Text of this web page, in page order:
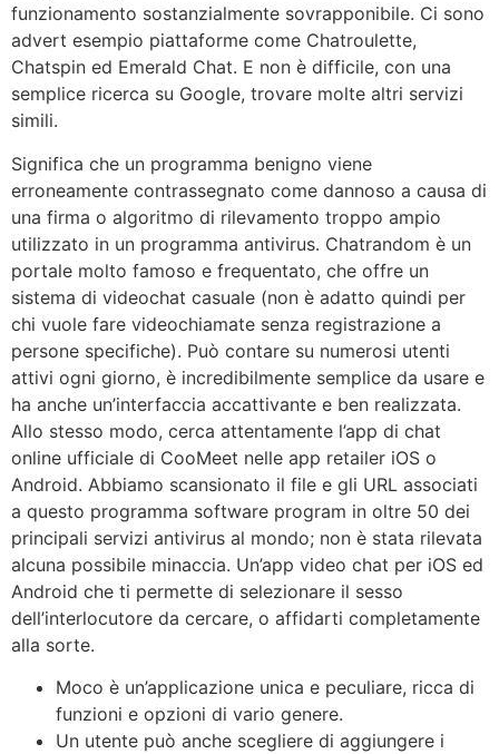
funzionamento sostanzialmente sovrapponibile. Ci sono
advert esempio piattaforme come Chatroulette,
Chatspin ed Emerald Chat. E non è difficile, con una
semplice ricerca su Google, trovare molte altri servizi
simili.
Significa che un programma benigno viene
erroneamente contrassegnato come dannoso a causa di
una firma o algoritmo di rilevamento troppo ampio
utilizzato in un programma antivirus. Chatrandom è un
portale molto famoso e frequentato, che offre un
sistema di videochat casuale (non è adatto quindi per
chi vuole fare videochiamate senza registrazione a
persone specifiche). Può contare su numerosi utenti
attivi ogni giorno, è incredibilmente semplice da usare e
ha anche un’interfaccia accattivante e ben realizzata.
Allo stesso modo, cerca attentamente l’app di chat
online ufficiale di CooMeet nelle app retailer iOS o
Android. Abbiamo scansionato il file e gli URL associati
a questo programma software program in oltre 50 dei
principali servizi antivirus al mondo; non è stata rilevata
alcuna possibile minaccia. Un’app video chat per iOS ed
Android che ti permette di selezionare il sesso
dell’interlocutore da cercare, o affidarti completamente
alla sorte.
Moco è un’applicazione unica e peculiare, ricca di
funzioni e opzioni di vario genere.
Un utente può anche scegliere di aggiungere i